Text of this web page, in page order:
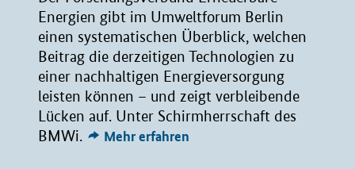
Energien gibt im Umweltforum Berlin
einen systematischen Überblick, welchen
Beitrag die derzeitigen Technologien zu
einer nachhaltigen Energieversorgung
leisten können – und zeigt verbleibende
Lücken auf. Unter Schirmherrschaft des
BMWi.
Mehr erfahren